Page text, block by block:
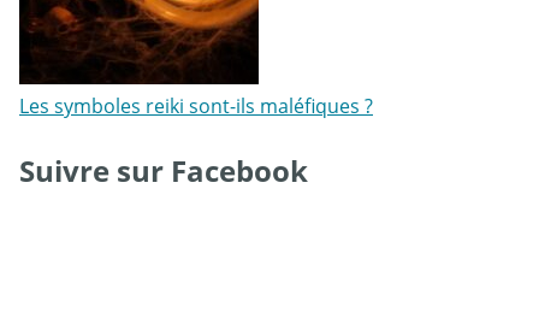
Les symboles reiki sont-ils maléfiques ?
Suivre sur Facebook